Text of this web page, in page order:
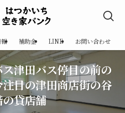
補助金 LINE お問い合わせ
津田バス停目の前の
目の津田商店街の谷
貸店舗